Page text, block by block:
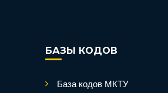
БАЗЫ КОДОВ
База кодов МКТУ